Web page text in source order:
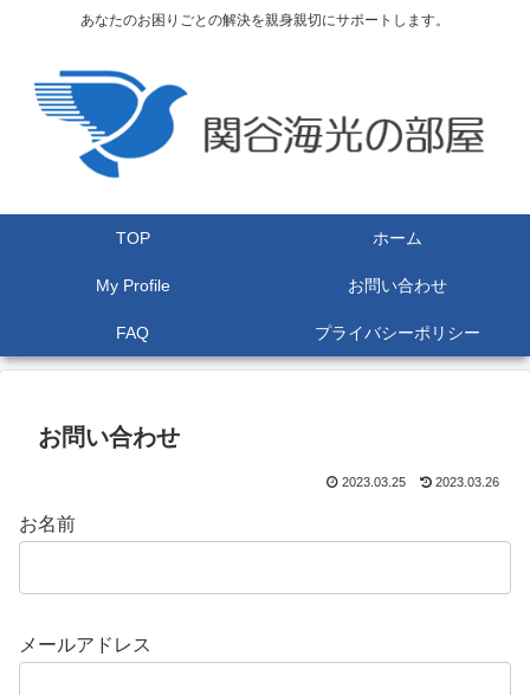
あなたのお困りごとの解決を親身親切にサポートします。
TOP ホーム
My Profile お問い合わせ
FAQ プライバシーポリシー
お問い合わせ
2023.03.25 2023.03.26
お名前
メールアドレス